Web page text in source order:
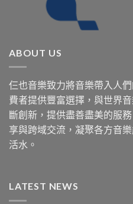
ABOUT US
仨也音樂致力將音樂帶入人
費者提供豐富選擇，與世界
斷創新，提供盡善盡美的服
享與跨域交流，凝聚各方音
活水。
LATEST NEWS